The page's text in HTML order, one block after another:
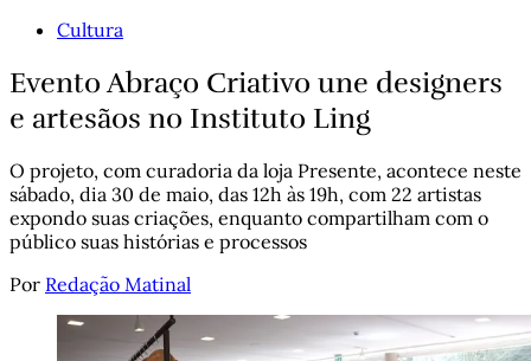
Cultura
Evento Abraço Criativo une designers
e artesãos no Instituto Ling
O projeto, com curadoria da loja Presente, acontece neste
sábado, dia 30 de maio, das 12h às 19h, com 22 artistas
expondo suas criações, enquanto compartilham com o
público suas histórias e processos
Por Redação Matinal